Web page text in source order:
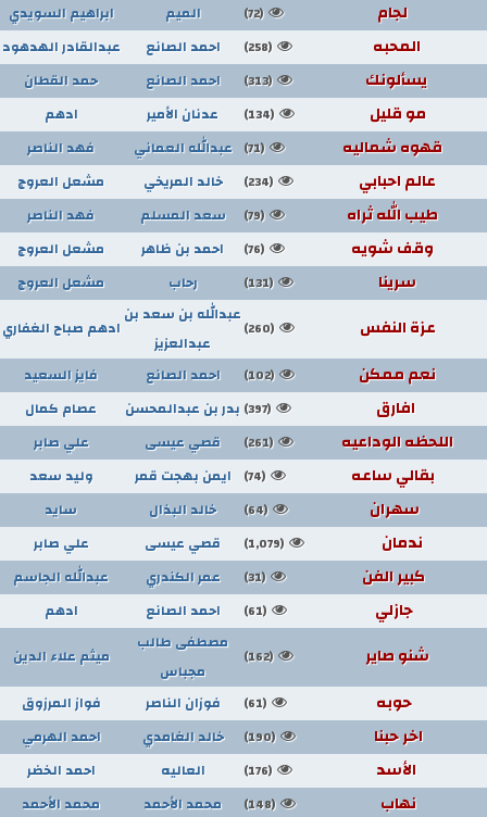
لجام (72) الميم ابراهيم السويدي
المحبه (258) احمد الصانع عبدالقادر الهدهود
يسألونك (313) احمد الصانع حمد القطان
مو قليل (134) عدنان الأمير ادهم
قهوه شماليه (71) عبدالله العماني فهد الناصر
عالم احبابي (234) خالد المريخي مشعل العروج
طيب الله ثراه (79) سعد المسلم فهد الناصر
وقف شويه (76) احمد بن ظاهر مشعل العروج
سرينا (131) رحاب مشعل العروج
عزة النفس (260)
عبدالله بن سعد بن
عبدالعزيز
ادهم صباح الغفاري
نعم ممكن (102) احمد الصانع فايز السعيد
افارق (397) بدر بن عبدالمحسن عصام كمال
اللحظه الوداعيه (261) قصي عيسى علي صابر
بقالي ساعه (74) ايمن بهجت قمر وليد سعد
سهران (64) خالد البذال سايد
ندمان (1,079) قصي عيسى علي صابر
كبير الفن (31) عمر الكندري عبدالله الجاسم
جازلي (61) احمد الصانع ادهم
شنو صاير (162)
مصطفى طالب
مجباس
ميثم علاء الدين
حوبه (61) فوزان الناصر فواز المرزوق
اخر حبنا (190) خالد الغامدي احمد الهرمي
الأسد (176) العاليه احمد الخضر
نهاب (148) محمد الأحمد محمد الأحمد